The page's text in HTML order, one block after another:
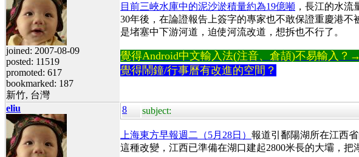
joined: 2007-08-09
posted: 11519
promoted: 617
bookmarked: 187
新竹, 台灣
目前三峽水庫中的泥沙淤積量約為19億噸 ，長江的水
30年後，在論證報告上簽字的專家也不敢保證重慶港
是堵塞中下游河道，迫使河流改道，想拆也不行了。
覺得Android中文輸入法(注音、倉頡)不易輸入？
覺得鬧鐘/行事曆有改進的空間？
eliu 8 subject:
上海東方早報週二（5月28日） 報道引鄱陽湖所在江西
這種改變，江西已準備在湖口建起2800米長的大壩，把